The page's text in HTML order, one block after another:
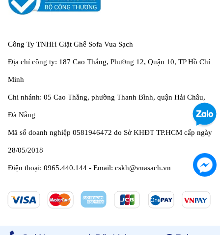
Công Ty TNHH Giặt Ghế Sofa Vua Sạch
Địa chỉ công ty: 187 Cao Thắng, Phường 12, Quận 10, TP Hồ Chí
Minh
Chi nhánh: 05 Cao Thắng, phường Thanh Bình, quận Hải Châu,
Đà Nẵng
Mã số doanh nghiệp 0581946472 do Sở KHĐT TP.HCM cấp ngày
28/05/2018
Điện thoại: 0965.440.144 - Email: cskh@vuasach.vn